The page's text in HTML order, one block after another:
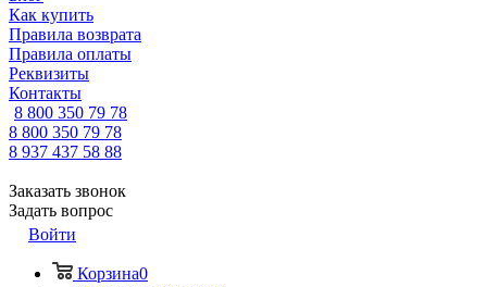
Как купить
Правила возврата
Правила оплаты
Реквизиты
Контакты
8 800 350 79 78
8 800 350 79 78
8 937 437 58 88
Заказать звонок
Задать вопрос
Войти
Корзина0